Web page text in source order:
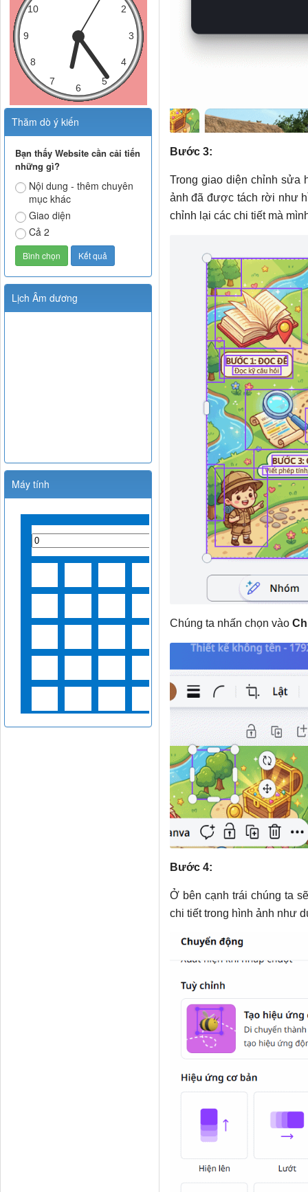
Bước 3:
Trong giao diện chỉnh sửa
ảnh đã được tách rời như
chỉnh lại các chi tiết mà
Chúng ta nhấn chọn vào
Bước 4:
Ở bên cạnh trái chúng ta
chi tiết trong hình ảnh như
Thăm dò ý kiến
Bạn thấy Website cần cải tiến
những gì?
Nội dung - thêm chuyên
mục khác
Giao diện
Cả 2
Lịch Âm dương
Máy tính